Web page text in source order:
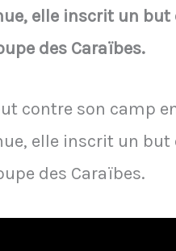
elle inscrit un
des Caraïbes.
contre son camp
elle inscrit un
des Caraïbes.